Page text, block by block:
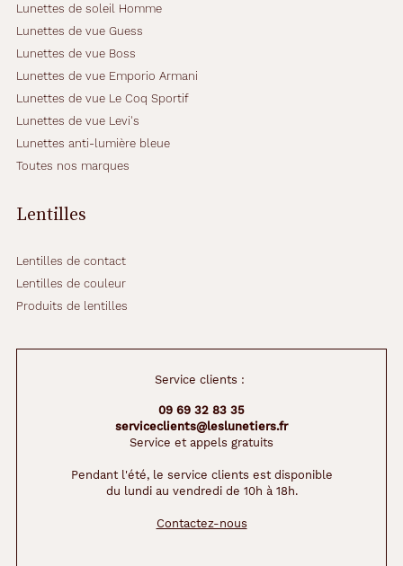
Lunettes de soleil Homme
Lunettes de vue Guess
Lunettes de vue Boss
Lunettes de vue Emporio Armani
Lunettes de vue Le Coq Sportif
Lunettes de vue Levi's
Lunettes anti-lumière bleue
Toutes nos marques
Lentilles
Lentilles de contact
Lentilles de couleur
Produits de lentilles
Service clients :
09 69 32 83 35
serviceclients@leslunetiers.fr
Service et appels gratuits
Pendant l'été, le service clients est disponible
du lundi au vendredi de 10h à 18h.
Contactez-nous